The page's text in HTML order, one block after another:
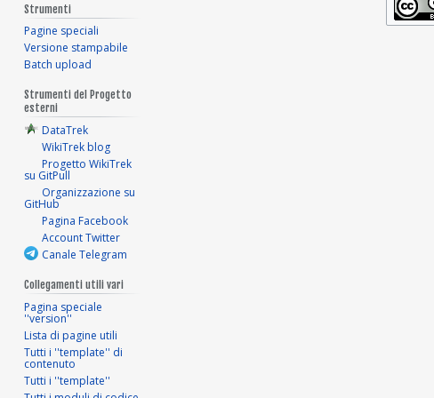
Strumenti
Pagine speciali
Versione stampabile
Batch upload
Strumenti del Progetto
esterni
DataTrek
WikiTrek blog
Progetto WikiTrek
su GitPull
Organizzazione su
GitHub
Pagina Facebook
Account Twitter
Canale Telegram
Collegamenti utili vari
Pagina speciale
''version''
Lista di pagine utili
Tutti i ''template'' di
contenuto
Tutti i ''template''